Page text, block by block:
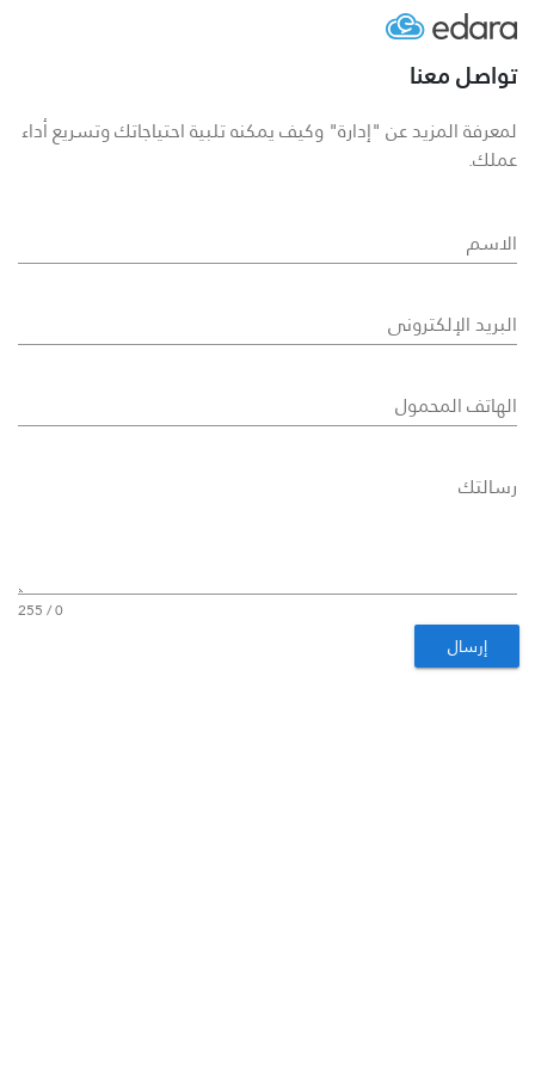
تواصل معنا
لمعرفة المزيد عن "إدارة" وكيف يمكنه تلبية احتياجاتك وتسريع أداء
عملك.
الاسم
البريد الإلكتروني
الهاتف المحمول
رسالتك
0 / 255
إرسال